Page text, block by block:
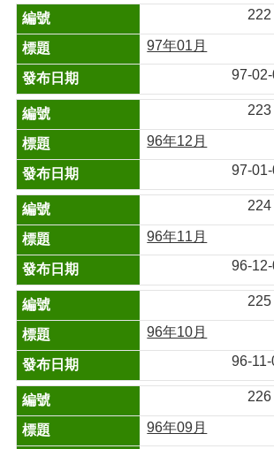
222
97年01月
97-
223
96年12月
97-
224
96年11月
96-
225
96年10月
96-11-
226
96年09月